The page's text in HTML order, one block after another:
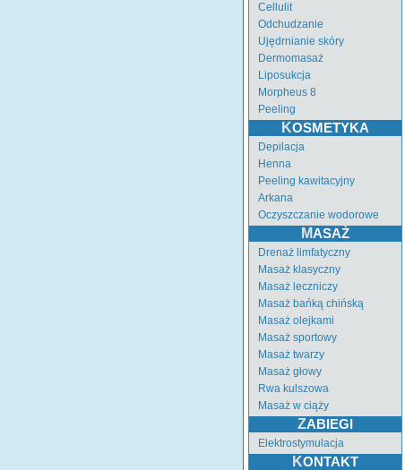
Cellulit
Odchudzanie
Ujędrnianie skóry
Dermomasaż
Liposukcja
Morpheus 8
Peeling
KOSMETYKA
Depilacja
Henna
Peeling kawitacyjny
Arkana
Oczyszczanie wodorowe
MASAŻ
Drenaż limfatyczny
Masaż klasyczny
Masaż leczniczy
Masaż bańką chińską
Masaż olejkami
Masaż sportowy
Masaż twarzy
Masaż głowy
Rwa kulszowa
Masaż w ciąży
ZABIEGI
Elektrostymulacja
KONTAKT